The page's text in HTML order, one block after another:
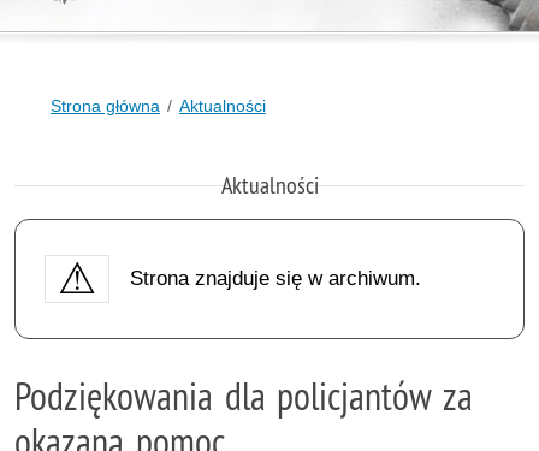
Strona główna Aktualności
Aktualności
Strona znajduje się w archiwum.
Podziękowania dla policjantów za
okazaną pomoc